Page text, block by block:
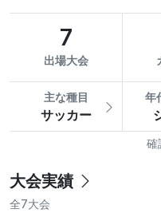
7
出場大会
主な種目
サッカー
年
確
大会実績
全7大会